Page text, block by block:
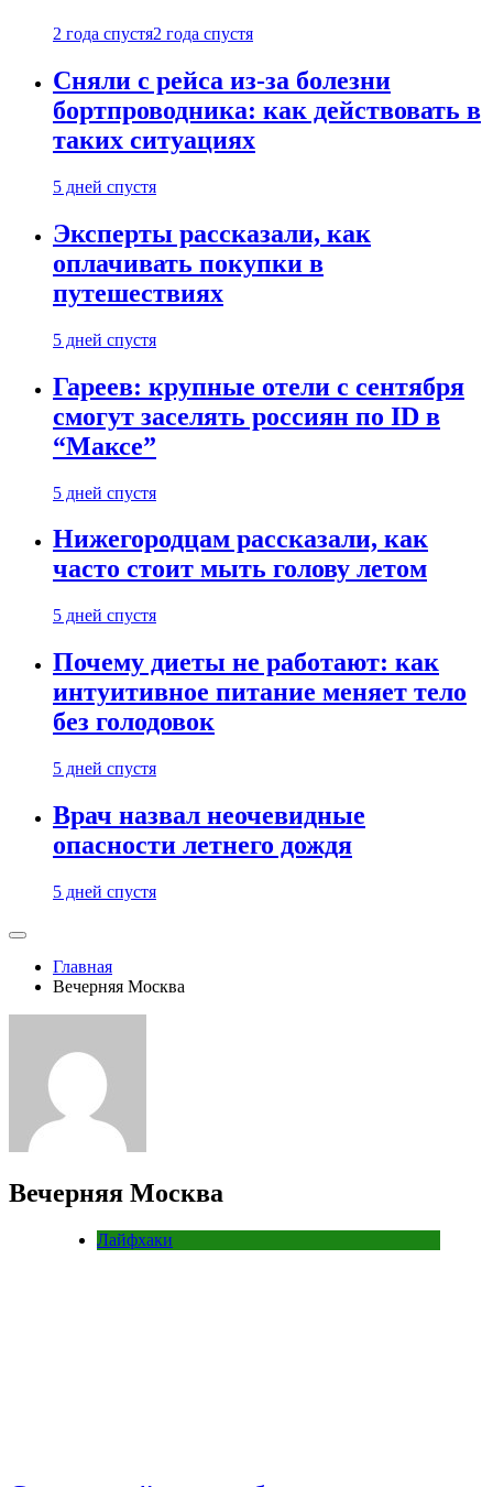
2 года спустя2 года спустя
Сняли с рейса из-за болезни
бортпроводника: как действовать в
таких ситуациях
5 дней спустя
Эксперты рассказали, как
оплачивать покупки в
путешествиях
5 дней спустя
Гареев: крупные отели с сентября
смогут заселять россиян по ID в
“Максе”
5 дней спустя
Нижегородцам рассказали, как
часто стоит мыть голову летом
5 дней спустя
Почему диеты не работают: как
интуитивное питание меняет тело
без голодовок
5 дней спустя
Врач назвал неочевидные
опасности летнего дождя
5 дней спустя
Главная
Вечерняя Москва
Вечерняя Москва
Лайфхаки